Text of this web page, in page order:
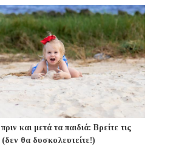
και μετά τα παιδιά: Βρείτε τις
θα δυσκολευτείτε!)